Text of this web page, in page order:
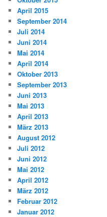
April 2015
September 2014
Juli 2014
Juni 2014
Mai 2014
April 2014
Oktober 2013
September 2013
Juni 2013
Mai 2013
April 2013
März 2013
August 2012
Juli 2012
Juni 2012
Mai 2012
April 2012
März 2012
Februar 2012
Januar 2012